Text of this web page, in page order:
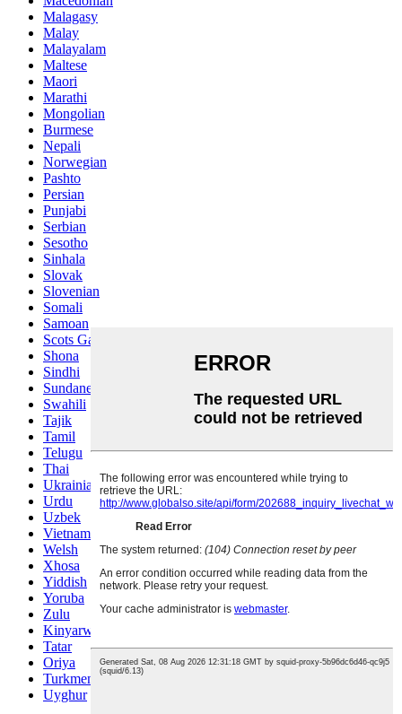
Malagasy
Malay
Malayalam
Maltese
Maori
Marathi
Mongolian
Burmese
Nepali
Norwegian
Pashto
Persian
Punjabi
Serbian
Sesotho
Sinhala
Slovak
Slovenian
Somali
Samoan
Scots Gaelic
Shona
Sindhi
Sundanese
Swahili
Tajik
Tamil
Telugu
Thai
Ukrainian
Urdu
Uzbek
Vietnamese
Welsh
Xhosa
Yiddish
Yoruba
Zulu
Kinyarwanda
Tatar
Oriya
Turkmen
Uyghur